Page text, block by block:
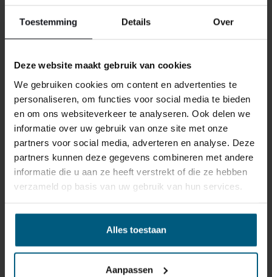
Toestemming Details Over
Deze website maakt gebruik van cookies
We gebruiken cookies om content en advertenties te
personaliseren, om functies voor social media te bieden
en om ons websiteverkeer te analyseren. Ook delen we
informatie over uw gebruik van onze site met onze
partners voor social media, adverteren en analyse. Deze
partners kunnen deze gegevens combineren met andere
informatie die u aan ze heeft verstrekt of die ze hebben
verzameld op basis van uw gebruik van hun services.
Alles toestaan
Aanpassen
dagen na ontvangst zonder opgave van reden te
annuleren. Behandel het product met zorg en zorg
Mocht het product beschadigd zijn of is de verpakking
meer beschadigd dan nodig, dan kunnen we deze
waardevermindering van het product aan u
doorberekenen.
GERELATEERDE PRODUCTEN